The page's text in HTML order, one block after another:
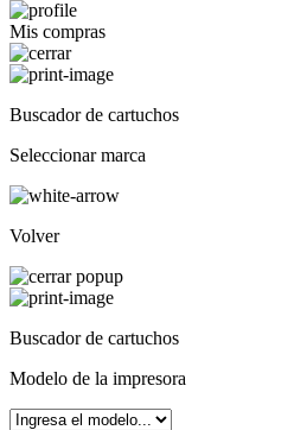
Mis compras
Buscador de cartuchos
Seleccionar marca
Volver
Buscador de cartuchos
Modelo de la impresora